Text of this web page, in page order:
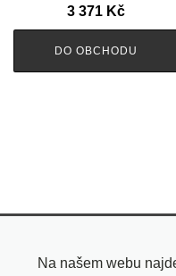
3 371 Kč
DO OBCHODU
Na našem webu